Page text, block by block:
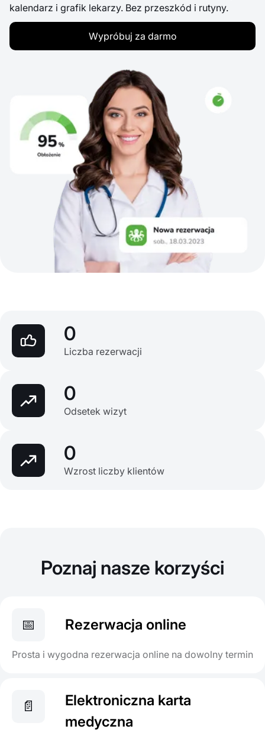
kalendarz i grafik lekarzy. Bez przeszkód i rutyny.
Wypróbuj za darmo
0
Liczba rezerwacji
0
Odsetek wizyt
0
Wzrost liczby klientów
Poznaj nasze korzyści
📅 Rezerwacja online
Prosta i wygodna rezerwacja online na dowolny termin
📄
Elektroniczna karta
medyczna